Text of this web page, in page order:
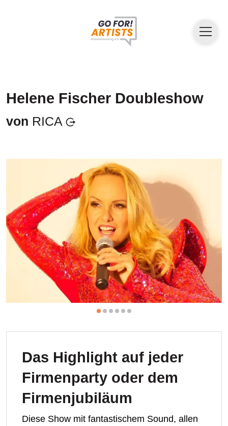
Helene Fischer Doubleshow
von RICA
Das Highlight auf jeder
Firmenparty oder dem
Firmenjubiläum
Diese Show mit fantastischem Sound, allen